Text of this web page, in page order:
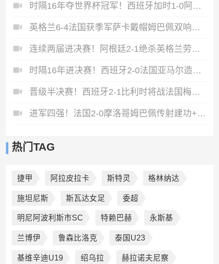
时隔16年夺世界杯冠军！西班牙加时1-0阿根廷费兰制胜恩佐染红
英格兰6-4法国获季军萨卡戴帽姆巴佩双响创纪录奥利塞2助+失良机
连续两届进决赛！阿根廷2-1绝杀英格兰劳塔罗恩佐破门梅西两助攻
时隔16年进决赛！西班牙2-0法国亚马尔造点奥亚萨瓦尔、波罗破门
晋级半决赛！西班牙2-1比利时将战法国梅里诺替补绝杀拉门斯送礼
进军四强！法国2-0摩洛哥姆巴佩传射建功+失点登贝莱贴地斩
热门TAG
捷甲 阿拉皮拉卡 斯特灵 格林纳达
施坦尼斯 斯瓦达女足 委超
明尼阿波利斯市SC 特赖巴赫 永斯基
兰博伊 鲁森比洛克 泰国U23
基维辛迪U19 绍乌拉 赫拉诺夫尼察